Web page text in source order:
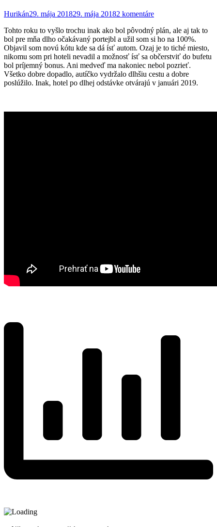
Hurikán29. mája 201829. mája 20182 komentáre
Tohto roku to vyšlo trochu inak ako bol pôvodný plán, ale aj tak to
bol pre mňa dlho očakávaný portejbl a užil som si ho na 100%.
Objavil som novú kótu kde sa dá ísť autom. Ozaj je to tiché miesto,
nikomu som pri hoteli nevadil a možnosť ísť sa občerstviť do bufetu
bol príjemný bonus. Ani medveď ma nakoniec nebol pozrieť.
Všetko dobre dopadlo, autíčko vydržalo dlhšiu cestu a dobre
poslúžilo. Inak, hotel po dlhej odstávke otvárajú v januári 2019.